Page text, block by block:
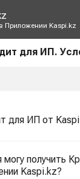
Приложении Kaspi.kz
для ИП.
для ИП от
получить
Kaspi.kz?